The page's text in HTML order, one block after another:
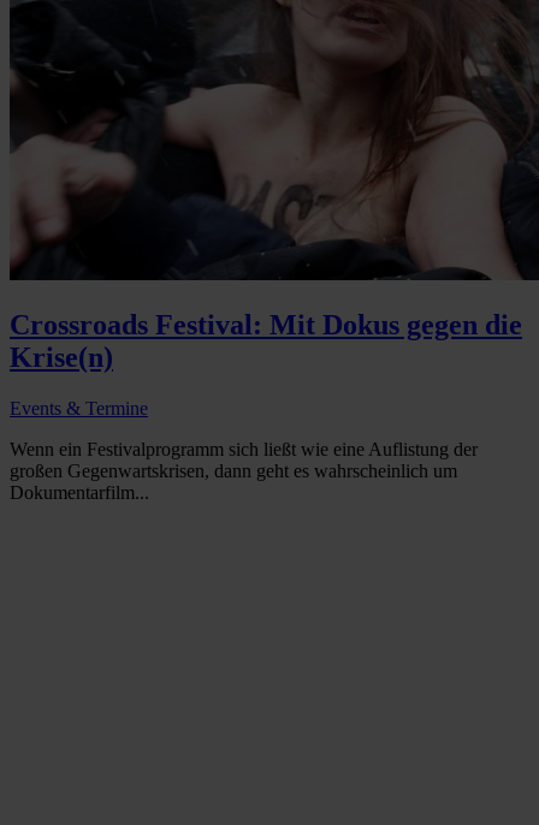
Crossroads Festival: Mit Dokus gegen die
Krise(n)
Events & Termine
Wenn ein Festivalprogramm sich ließt wie eine Auflistung der
großen Gegenwartskrisen, dann geht es wahrscheinlich um
Dokumentarfilm...